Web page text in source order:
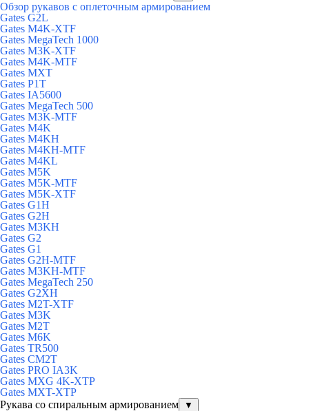
Обзор рукавов с оплеточным армированием
Gates G2L
Gates M4K-XTF
Gates MegaTech 1000
Gates M3K-XTF
Gates M4K-MTF
Gates MXT
Gates P1T
Gates IA5600
Gates MegaTech 500
Gates M3K-MTF
Gates M4K
Gates M4KH
Gates M4KH-MTF
Gates M4KL
Gates M5K
Gates M5K-MTF
Gates M5K-XTF
Gates G1H
Gates G2H
Gates M3KH
Gates G2
Gates G1
Gates G2H-MTF
Gates M3KH-MTF
Gates MegaTech 250
Gates G2XH
Gates M2T-XTF
Gates M3K
Gates M2T
Gates M6K
Gates TR500
Gates CM2T
Gates PRO IA3K
Gates MXG 4K-XTP
Gates MXT-XTP
Рукава со спиральным армированием
▼